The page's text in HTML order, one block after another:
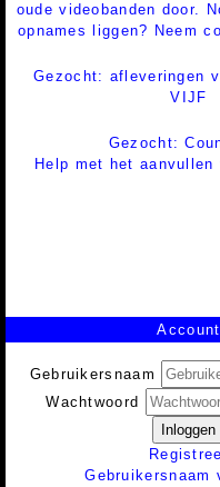
oude videobanden door.
opnames liggen? Neem
Gezocht: afleveringen
VIJF
Gezocht:
Help met het
Account
Gebruikersnaam
Wachtwoord
Inloggen
Gebruikersnaam